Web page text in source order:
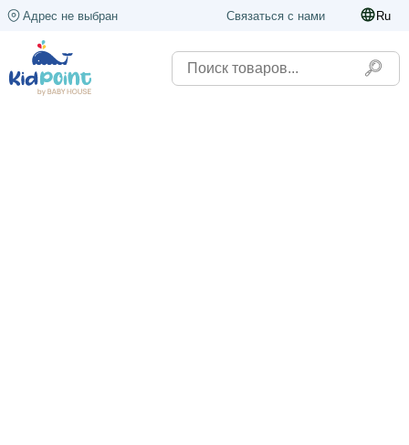
Адрес не выбран Связаться с нами Ru